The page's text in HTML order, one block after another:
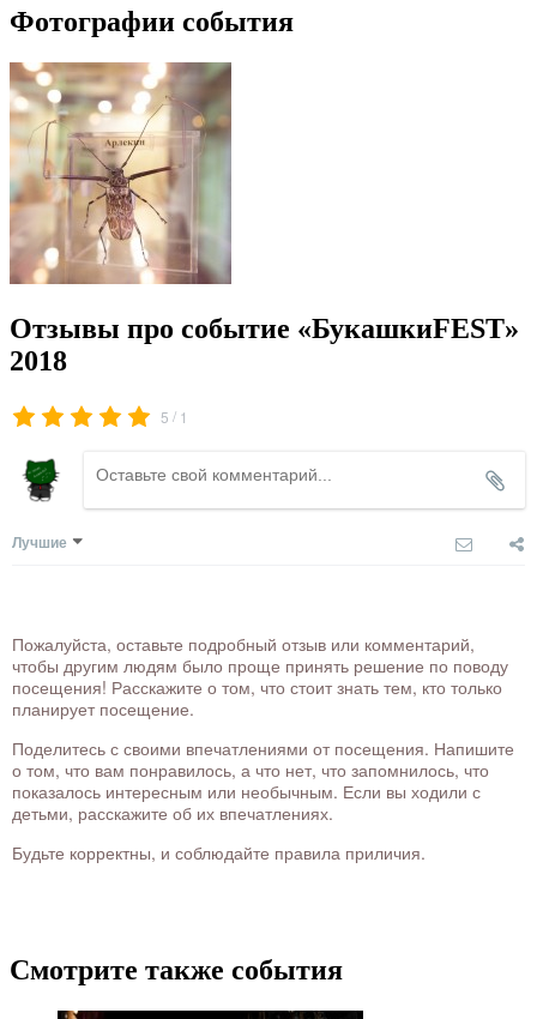
Фотографии события
Отзывы про событие «БукашкиFEST»
2018
5 / 1
Лучшие
Пожалуйста, оставьте подробный отзыв или комментарий,
чтобы другим людям было проще принять решение по поводу
посещения! Расскажите о том, что стоит знать тем, кто только
планирует посещение.
Поделитесь с своими впечатлениями от посещения. Напишите
о том, что вам понравилось, а что нет, что запомнилось, что
показалось интересным или необычным. Если вы ходили с
детьми, расскажите об их впечатлениях.
Будьте корректны, и соблюдайте правила приличия.
Смотрите также события